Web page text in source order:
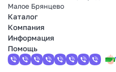
Малое Брянцево
Каталог
Компания
Информация
Помощь